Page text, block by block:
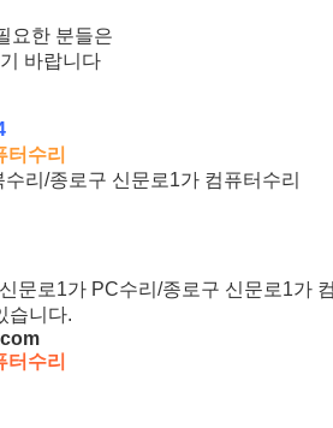
요한 분들은
바랍니다
터수리
리/종로구 신문로1가 컴퓨터수리
문로1가 PC수리/종로구 신문로1가
습니다.
om
터수리